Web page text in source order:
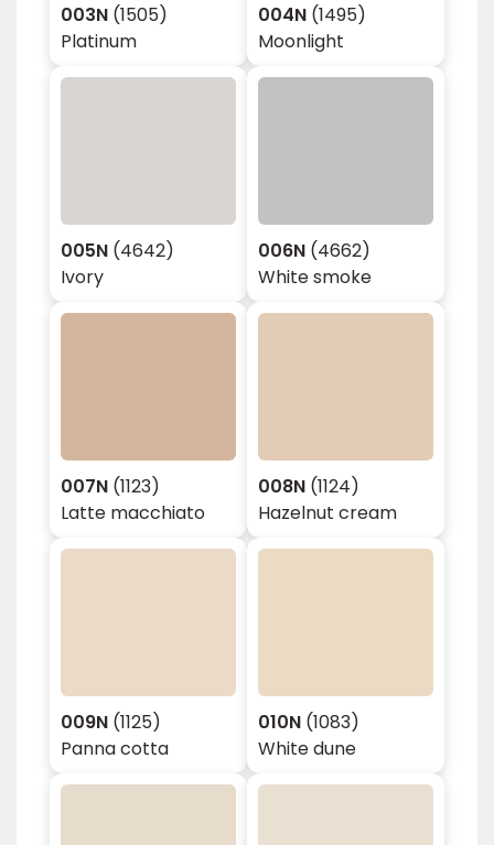
003N (1505)
Platinum
004N (1495)
Moonlight
005N (4642)
Ivory
006N (4662)
White smoke
007N (1123)
Latte macchiato
008N (1124)
Hazelnut cream
009N (1125)
Panna cotta
010N (1083)
White dune